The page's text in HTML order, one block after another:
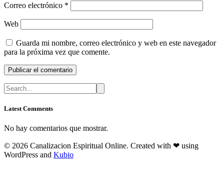
Correo electrónico *
Web
Guarda mi nombre, correo electrónico y web en este navegador
para la próxima vez que comente.
Latest Comments
No hay comentarios que mostrar.
© 2026 Canalizacion Espiritual Online. Created with ❤ using
WordPress and Kubio